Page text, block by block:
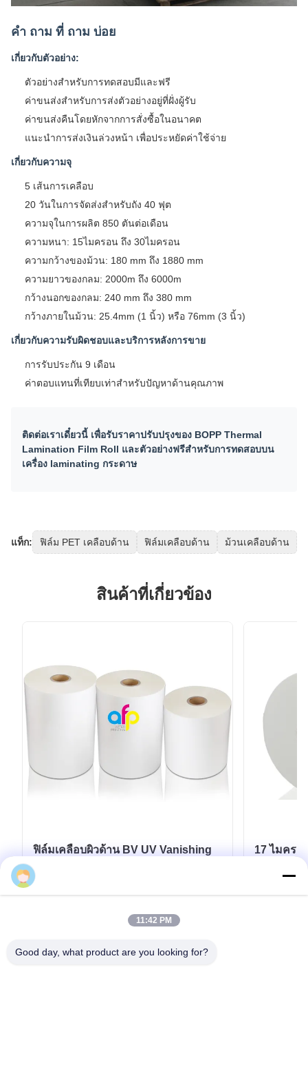
คํา ถาม ที่ ถาม บ่อย
เกี่ยวกับตัวอย่าง:
ตัวอย่างสําหรับการทดสอบมีและฟรี
ค่าขนส่งสําหรับการส่งตัวอย่างอยู่ที่ฝั่งผู้รับ
ค่าขนส่งคืนโดยหักจากการสั่งซื้อในอนาคต
แนะนําการส่งเงินล่วงหน้า เพื่อประหยัดค่าใช้จ่าย
เกี่ยวกับความจุ
5 เส้นการเคลือบ
20 วันในการจัดส่งสําหรับถัง 40 ฟุต
ความจุในการผลิต 850 ตันต่อเดือน
ความหนา: 15ไมครอน ถึง 30ไมครอน
ความกว้างของม้วน: 180 mm ถึง 1880 mm
ความยาวของกลม: 2000m ถึง 6000m
กว้างนอกของกลม: 240 mm ถึง 380 mm
กว้างภายในม้วน: 25.4mm (1 นิ้ว) หรือ 76mm (3 นิ้ว)
เกี่ยวกับความรับผิดชอบและบริการหลังการขาย
การรับประกัน 9 เดือน
ค่าตอบแทนที่เทียบเท่าสําหรับปัญหาด้านคุณภาพ
ติดต่อเราเดี๋ยวนี้ เพื่อรับราคาปรับปรุงของ BOPP Thermal
Lamination Film Roll และตัวอย่างฟรีสําหรับการทดสอบบน
เครื่อง laminating กระดาษ
แท็ก: ฟิล์ม PET เคลือบด้าน ฟิล์มเคลือบด้าน ม้วนเคลือบด้าน
สินค้าที่เกี่ยวข้อง
ฟิล์มเคลือบผิวด้าน BV UV Vanishing
20mic 23mic 25mic
17 ไมครอ
ร้อน ควา
ตราร้อน
11:42 PM
Good day, what product are you looking for?